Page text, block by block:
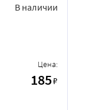
В наличии
Цена:
185₽